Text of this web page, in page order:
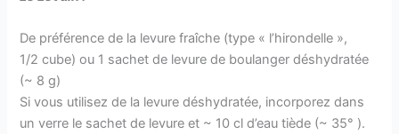
De préférence de la levure fraîche (type « l’hirondelle »,
1/2 cube) ou 1 sachet de levure de boulanger déshydratée
(~ 8 g)
Si vous utilisez de la levure déshydratée, incorporez dans
un verre le sachet de levure et ~ 10 cl d’eau tiède (~ 35° ).